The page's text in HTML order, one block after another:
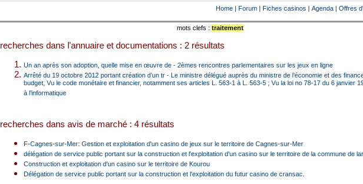
Home | Forum | Fiches casinos | Agenda | Offres
mots clefs : traitement
recherches dans l'annuaire et documentations : 2 résultats
Un an après son adoption, quelle mise en œuvre de - 2èmes rencontres parlementaires sur les jeux en ligne
Arrêté du 19 octobre 2012 portant création d’un tr - Le ministre délégué auprès du ministre de l’économie et des
budget, Vu le code monétaire et financier, notamment ses articles L. 563-1 à L. 563-5 ; Vu la loi no 78-17 du 6 janvier
à l’informatique
recherches dans avis de marché : 4 résultats
F-Cagnes-sur-Mer: Gestion et exploitation d'un casino de jeux sur le territoire de Cagnes-sur-Mer
délégation de service public portant sur la construction et l'exploitation d'un casino sur le territoire de la commune de
Construction et exploitation d'un casino sur le territoire de Kourou
Délégation de service public portant sur la construction et l'exploitation du futur casino de cransac.